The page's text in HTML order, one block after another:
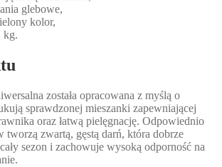
glebowe,
kolor,
kg.
została opracowana z myślą o
sprawdzonej mieszanki zapewniającej
oraz łatwą pielęgnację. Odpowiednio
tworzą zwartą, gęstą darń, która dobrze
sezon i zachowuje wysoką odporność na